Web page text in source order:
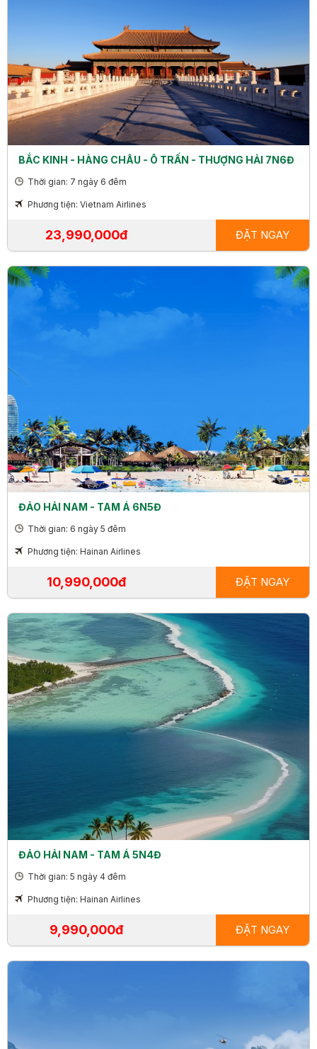
BẮC KINH - HÀNG CHÂU - Ô TRẤN - THƯỢNG HẢI 7N6Đ
Thời gian: 7 ngày 6 đêm
Phương tiện: Vietnam Airlines
23,990,000đ ĐẶT NGAY
ĐẢO HẢI NAM - TAM Á 6N5Đ
Thời gian: 6 ngày 5 đêm
Phương tiện: Hainan Airlines
10,990,000đ ĐẶT NGAY
ĐẢO HẢI NAM - TAM Á 5N4Đ
Thời gian: 5 ngày 4 đêm
Phương tiện: Hainan Airlines
9,990,000đ ĐẶT NGAY